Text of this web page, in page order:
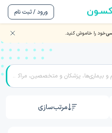
ورود / ثبت نام
خود را خاموش کنید.
جراحی استخوان و مفاصل
مرتب‌سازی